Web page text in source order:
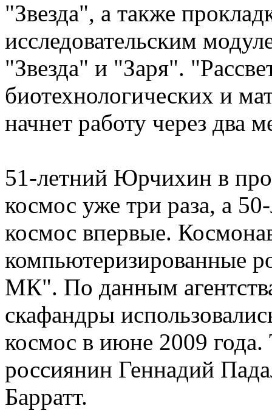
"Звезда", а также
исследовательским
"Звезда" и "Заря".
биотехнологических и
начнет работу через два
51-летний Юрчихин в
космос уже три раза, а
космос впервые.
компьютеризированные
МК". По данным
скафандры
космос в июне 2009 года.
россиянин Геннадий
Барратт.